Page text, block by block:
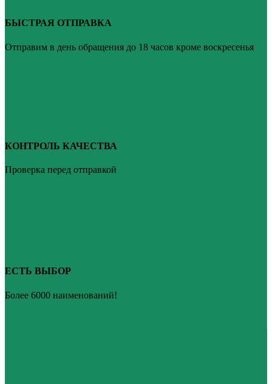
БЫСТРАЯ ОТПРАВКА
Отправим в день обращения до 18 часов кроме воскресенья
КОНТРОЛЬ КАЧЕСТВА
Проверка перед отправкой
ЕСТЬ ВЫБОР
Более 6000 наименований!